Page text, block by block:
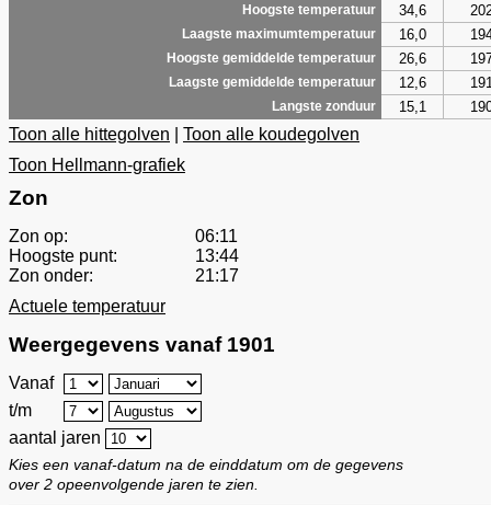
Hoogste temperatuur
34,6
Laagste maximumtemperatuur 16,0
Hoogste gemiddelde temperatuur 26,6
Laagste gemiddelde temperatuur 12,6
Langste zonduur 15,1
Toon alle hittegolven
Toon alle koudegolven
Toon Hellmann-grafiek
Zon
Zon op:
06:11
Hoogste punt:
13:44
Zon onder:
21:17
Actuele temperatuur
Weergegevens vanaf 1901
Vanaf
t/m
aantal jaren
Kies een vanaf-datum na de einddatum om de gegevens
over 2 opeenvolgende jaren te zien.